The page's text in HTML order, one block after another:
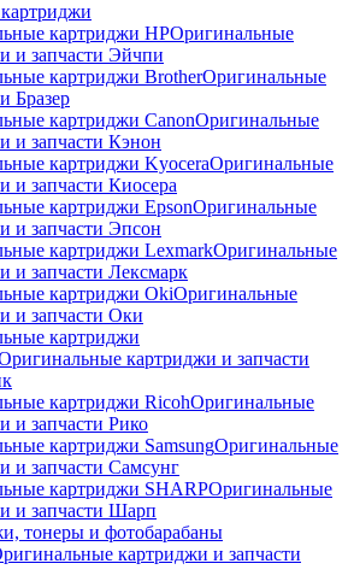
картриджи HPОригинальные
и запчасти Эйчпи
картриджи BrotherОригинальные
Бразер
картриджи CanonОригинальные
и запчасти Кэнон
картриджи KyoceraОригинальные
и запчасти Киосера
картриджи EpsonОригинальные
и запчасти Эпсон
картриджи LexmarkОригинальные
и запчасти Лексмарк
картриджи ОkiОригинальные
и запчасти Оки
картриджи
картриджи и запчасти
картриджи RicohОригинальные
и запчасти Рико
картриджи SamsungОригинальные
и запчасти Самсунг
картриджи SHARPОригинальные
и запчасти Шарп
тонеры и фотобарабаны
картриджи и запчасти